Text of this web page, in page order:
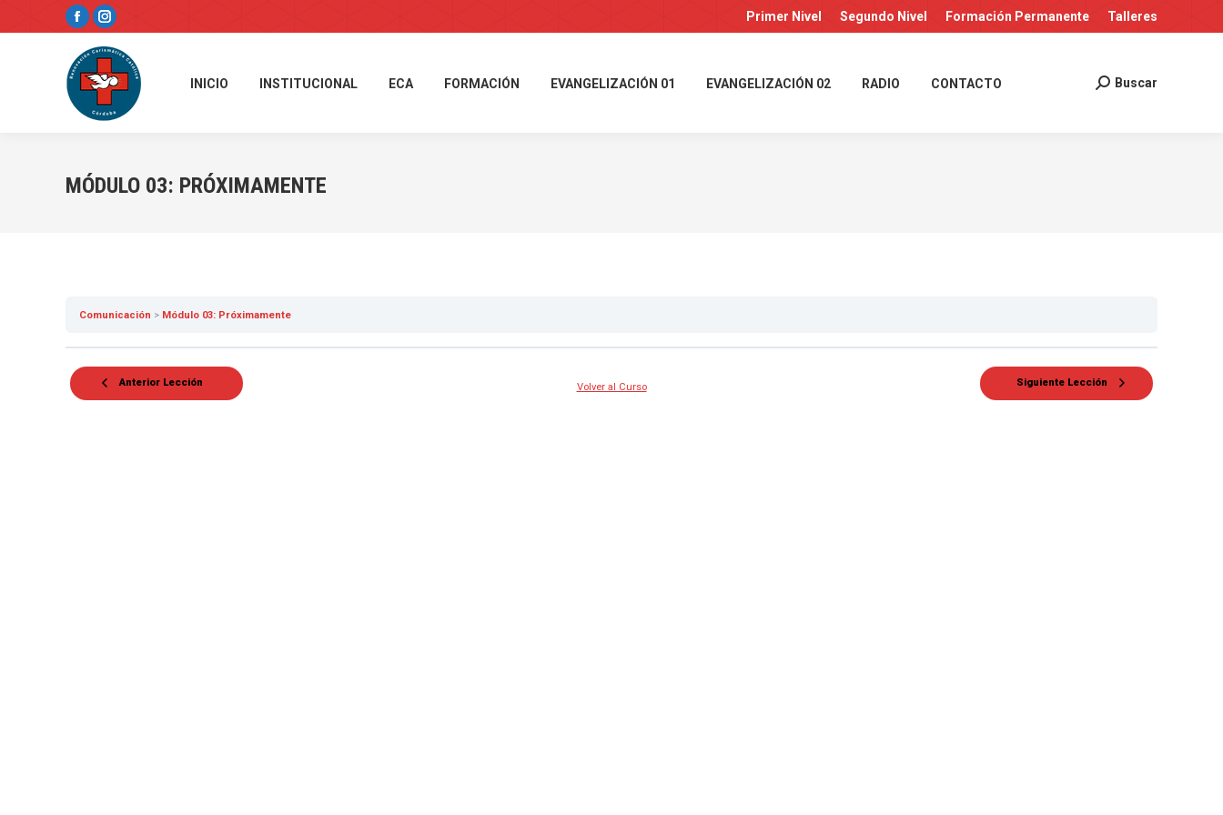
Facebook
page
opens
new
Instagram
page
opens
new
Primer Nivel Segundo Nivel Formación Permanente Talleres
INICIO INSTITUCIONAL ECA FORMACIÓN EVANGELIZACIÓN 01 EVANGELIZACIÓN 02 RADIO CONTACTO Buscar:
Buscar
MÓDULO 03: PRÓXIMAMENTE
Comunicación Módulo 03: Próximamente
Anterior Lección Volver al Curso Siguiente Lección